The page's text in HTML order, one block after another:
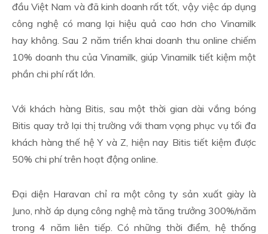
đầu Việt Nam và đã kinh doanh rất tốt, vậy việc áp dụng
công nghệ có mang lại hiệu quả cao hơn cho Vinamilk
hay không. Sau 2 năm triển khai doanh thu online chiếm
10% doanh thu của Vinamilk, giúp Vinamilk tiết kiệm một
phần chi phí rất lớn.
Với khách hàng Bitis, sau một thời gian dài vắng bóng
Bitis quay trở lại thị trường với tham vọng phục vụ tối đa
khách hàng thế hệ Y và Z, hiện nay Bitis tiết kiệm được
50% chi phí trên hoạt động online.
Đại diện Haravan chỉ ra một công ty sản xuất giày là
Juno, nhờ áp dụng công nghệ mà tăng trưởng 300%/năm
trong 4 năm liên tiếp. Có những thời điểm, hệ thống